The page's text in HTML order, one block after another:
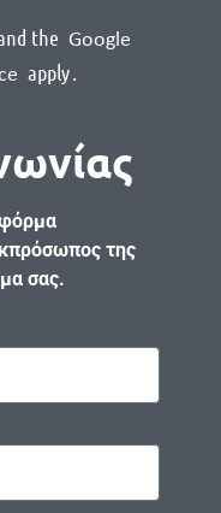
the Google
apply.
της
σας.